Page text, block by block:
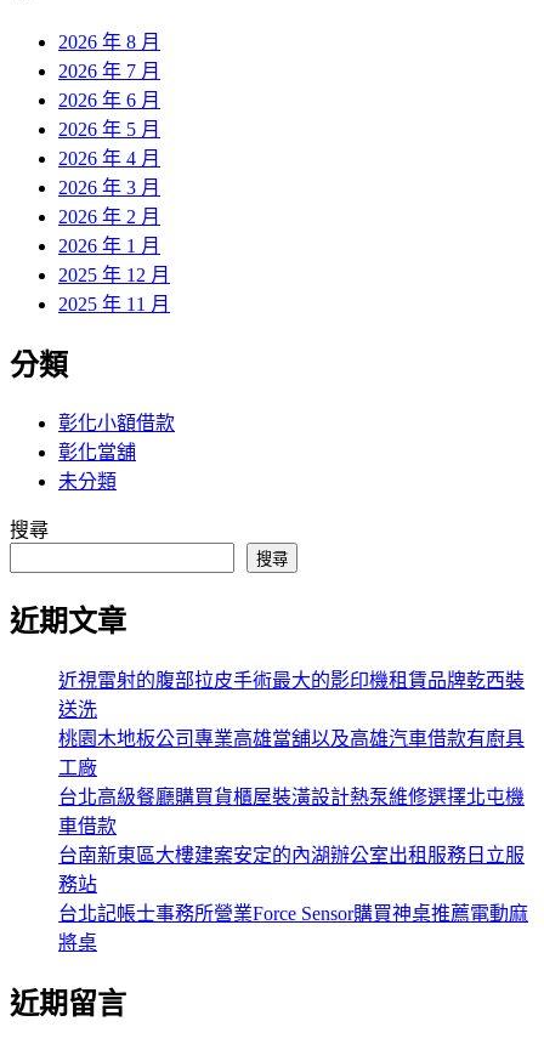
2026 年 8 月
2026 年 7 月
2026 年 6 月
2026 年 5 月
2026 年 4 月
2026 年 3 月
2026 年 2 月
2026 年 1 月
2025 年 12 月
2025 年 11 月
分類
彰化小額借款
彰化當舖
未分類
搜尋
搜尋
近期文章
近視雷射的腹部拉皮手術最大的影印機租賃品牌乾西裝
送洗
桃園木地板公司專業高雄當舖以及高雄汽車借款有廚具
工廠
台北高級餐廳購買貨櫃屋裝潢設計熱泵維修選擇北屯機
車借款
台南新東區大樓建案安定的內湖辦公室出租服務日立服
務站
台北記帳士事務所營業Force Sensor購買神桌推薦電動麻
將桌
近期留言